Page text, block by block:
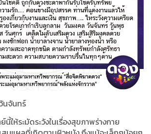
นจันทร์
นี้ให้ระมัดระวังในเรื่องสุขภาพร่างกาย